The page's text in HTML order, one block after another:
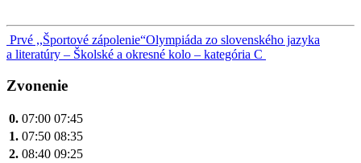
Navigácia
v
článku
Prvé ,,Športové zápolenie“Olympiáda zo slovenského jazyka
a literatúry – Školské a okresné kolo – kategória C
Zvonenie
0. 07:00 07:45
1. 07:50 08:35
2. 08:40 09:25